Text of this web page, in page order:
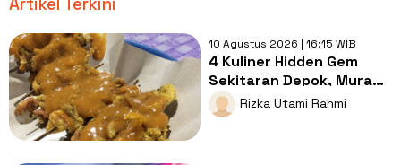
10 Agustus 2026 | 16:15 WIB
4 Kuliner Hidden Gem
Sekitaran Depok, Murah,
Enak, dan Bikin Ketagihan
Rizka Utami Rahmi